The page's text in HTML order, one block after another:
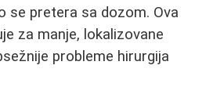
se pretera sa dozom. Ova
za manje, lokalizovane
probleme hirurgija